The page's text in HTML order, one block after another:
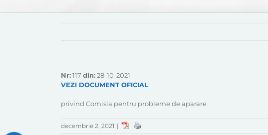
Nr:117 din:28-10-2021
VEZI DOCUMENT OFICIAL
privind Comisia pentru probleme de aparare
decembrie 2, 2021 |